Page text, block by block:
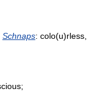
Schnaps: colo(u)rless,